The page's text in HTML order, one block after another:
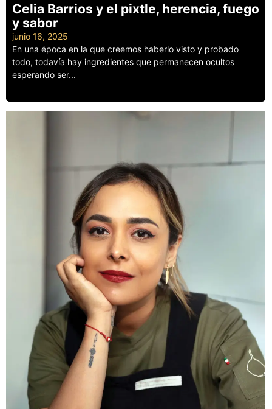
Celia Barrios y el pixtle, herencia, fuego
y sabor
junio 16, 2025
En una época en la que creemos haberlo visto y probado
todo, todavía hay ingredientes que permanecen ocultos
esperando ser...